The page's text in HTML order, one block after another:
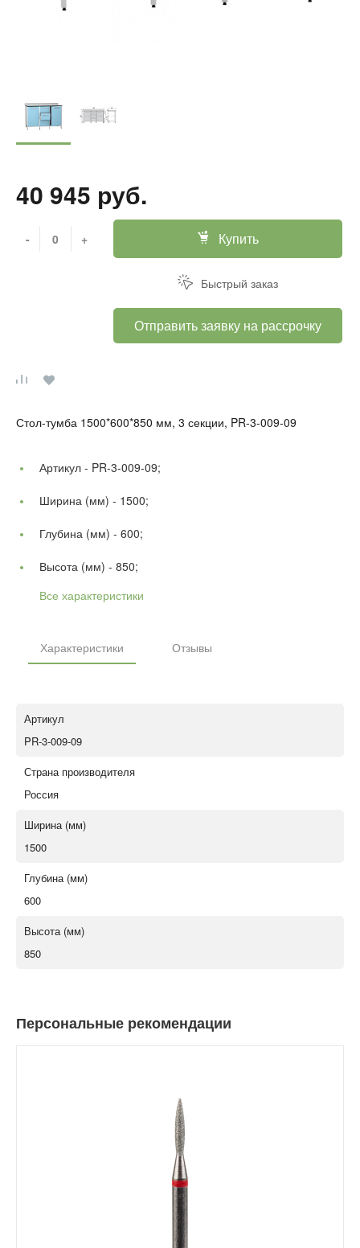
40 945 руб.
- + Купить
Быстрый заказ
Отправить заявку на рассрочку
Стол-тумба 1500*600*850 мм, 3 секции, PR-3-009-09
Артикул - PR-3-009-09;
Ширина (мм) - 1500;
Глубина (мм) - 600;
Высота (мм) - 850;
Все характеристики
Характеристики Отзывы
Артикул
PR-3-009-09
Страна производителя
Россия
Ширина (мм)
1500
Глубина (мм)
600
Высота (мм)
850
Персональные рекомендации